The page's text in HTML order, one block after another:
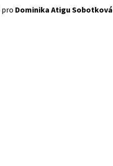
pro Dominika Atigu Sobotková